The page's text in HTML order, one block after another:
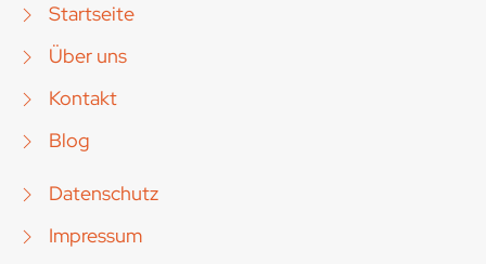
Startseite
Über uns
Kontakt
Blog
Datenschutz
Impressum